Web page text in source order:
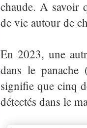
chaude. A savoir
de vie autour de
En 2023, une
dans le
signifie que cinq
détectés dans le